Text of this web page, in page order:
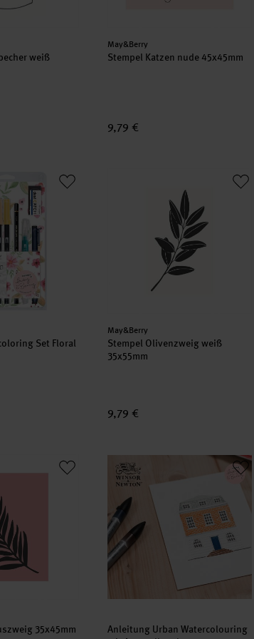
weiß
Hersteller:
May&Berry
Stempel Katzen nude 45x45mm
9,79 €
Set Floral
Hersteller:
May&Berry
Stempel Olivenzweig weiß
35x55mm
9,79 €
35x45mm
Anleitung Urban
Anleitung Urban Watercolouring